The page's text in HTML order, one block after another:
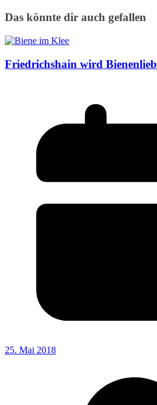
Das könnte dir auch gefallen
Friedrichshain wird Bienenlieb
25. Mai 2018